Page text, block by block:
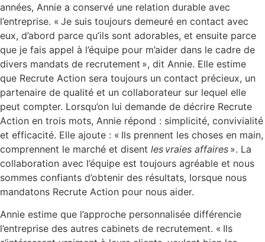
années, Annie a conservé une relation durable avec
l’entreprise. « Je suis toujours demeuré en contact avec
eux, d’abord parce qu’ils sont adorables, et ensuite parce
que je fais appel à l’équipe pour m’aider dans le cadre de
divers mandats de recrutement », dit Annie. Elle estime
que Recrute Action sera toujours un contact précieux, un
partenaire de qualité et un collaborateur sur lequel elle
peut compter. Lorsqu’on lui demande de décrire Recrute
Action en trois mots, Annie répond : simplicité, convivialité
et efficacité. Elle ajoute : « Ils prennent les choses en main,
comprennent le marché et disent les vraies affaires ». La
collaboration avec l’équipe est toujours agréable et nous
sommes confiants d’obtenir des résultats, lorsque nous
mandatons Recrute Action pour nous aider.
Annie estime que l’approche personnalisée différencie
l’entreprise des autres cabinets de recrutement. « Ils